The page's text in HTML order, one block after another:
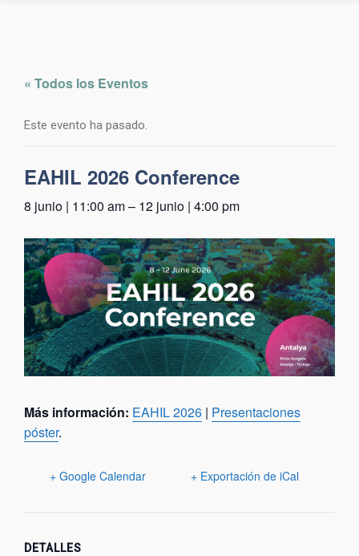
« Todos los Eventos
Este evento ha pasado.
EAHIL 2026 Conference
8 junio | 11:00 am– 12 junio | 4:00 pm
Más información: EAHIL 2026 | Presentaciones
póster.
+ Google Calendar + Exportación de iCal
DETALLES